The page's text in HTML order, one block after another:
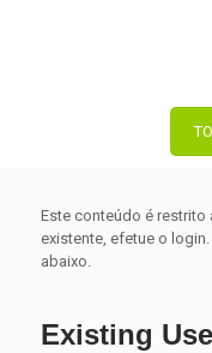
Este conteúdo é restrito
existente, efetue o
abaixo.
Existing